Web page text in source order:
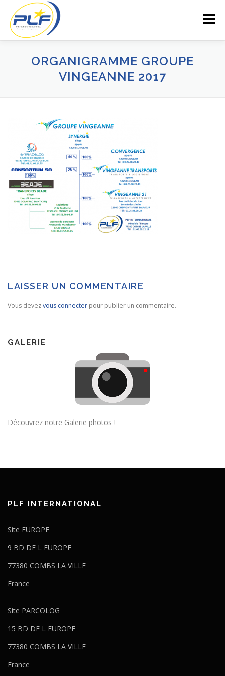
contenu
Menu
ORGANIGRAMME GROUPE
VINGEANNE 2017
LAISSER UN COMMENTAIRE
Vous devezvous connecter pour publier un commentaire.
GALERIE
Découvrez notre Galerie photos !
PLF INTERNATIONAL
Site EUROPE
9 BD DE L EUROPE
77380 COMBS LA VILLE
France
Site PARCOLOG
15 BD DE L EUROPE
77380 COMBS LA VILLE
France